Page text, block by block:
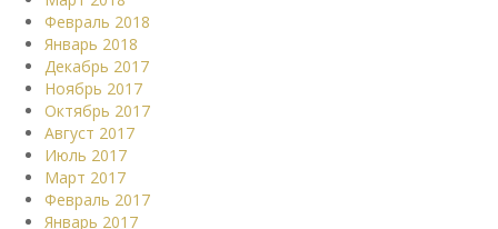
Февраль 2018
Январь 2018
Декабрь 2017
Ноябрь 2017
Октябрь 2017
Август 2017
Июль 2017
Март 2017
Февраль 2017
Январь 2017